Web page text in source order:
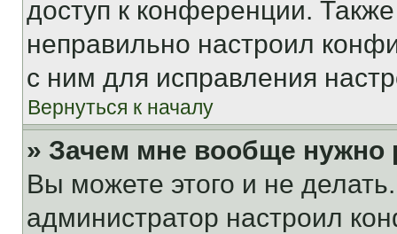
доступ к конференции.
неправильно настроил
с ним для исправления
Вернуться к началу
» Зачем мне вообще нужно
Вы можете этого и не
администратор настроил